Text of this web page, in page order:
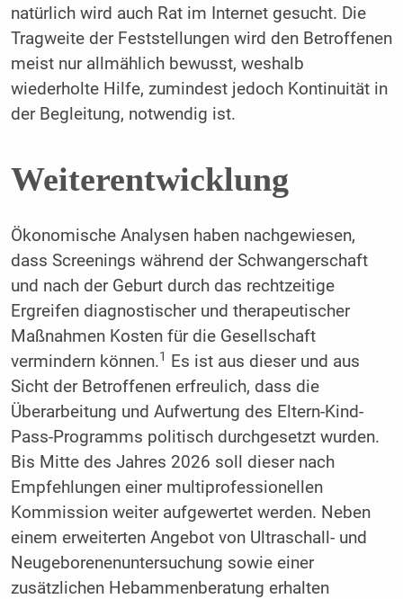
natürlich wird auch Rat im Internet gesucht. Die
Tragweite der Feststellungen wird den Betroffenen
meist nur allmählich bewusst, weshalb
wiederholte Hilfe, zumindest jedoch Kontinuität in
der Begleitung, notwendig ist.
Weiterentwicklung
Ökonomische Analysen haben nachgewiesen,
dass Screenings während der Schwangerschaft
und nach der Geburt durch das rechtzeitige
Ergreifen diagnostischer und therapeutischer
Maßnahmen Kosten für die Gesellschaft
vermindern können.1
Es ist aus dieser und aus
Sicht der Betroffenen erfreulich, dass die
Überarbeitung und Aufwertung des Eltern-Kind-
Pass-Programms politisch durchgesetzt wurden.
Bis Mitte des Jahres 2026 soll dieser nach
Empfehlungen einer multiprofessionellen
Kommission weiter aufgewertet werden. Neben
einem erweiterten Angebot von Ultraschall- und
Neugeborenenuntersuchung sowie einer
zusätzlichen Hebammenberatung erhalten